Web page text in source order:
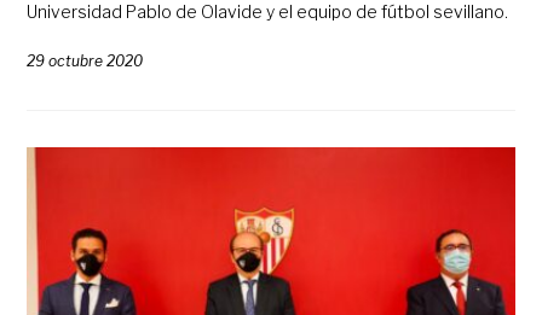
Universidad Pablo de Olavide y el equipo de fútbol sevillano.
29 octubre 2020